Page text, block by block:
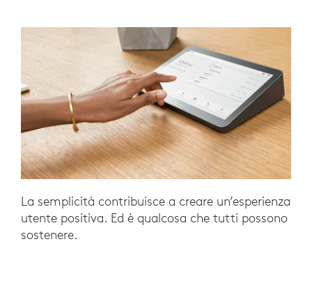
La semplicità contribuisce a creare un’esperienza
utente positiva. Ed è qualcosa che tutti possono
sostenere.